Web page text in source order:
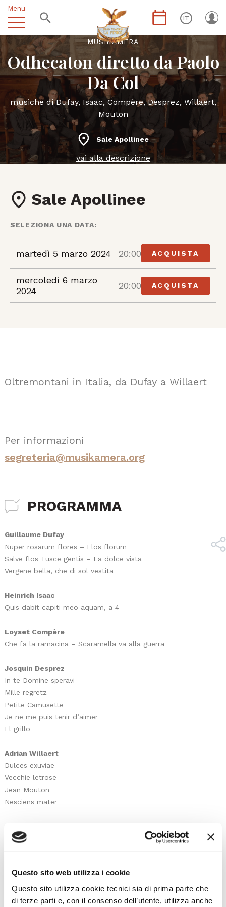
Questo sito web utilizza i cookie
Questo sito utilizza cookie tecnici sia di prima parte che
di terze parti e, con il consenso dell’utente, utilizza anche
Menu
IT
MUSIKÀMERA
Odhecaton diretto da Paolo
Da Col
musiche di Dufay, Isaac, Compère, Desprez, Willaert,
Mouton
Sale Apollinee
vai alla descrizione
Sale Apollinee
SELEZIONA UNA DATA:
martedì 5 marzo 2024 20:00 ACQUISTA
mercoledì 6 marzo
2024
20:00 ACQUISTA
Oltremontani in Italia, da Dufay a Willaert
Per informazioni
segreteria@musikamera.org
PROGRAMMA
Guillaume Dufay
Nuper rosarum flores – Flos florum
Salve flos Tusce gentis – La dolce vista
Vergene bella, che di sol vestita
Heinrich Isaac
Quis dabit capiti meo aquam, a 4
Loyset Compère
Che fa la ramacina – Scaramella va alla guerra
Josquin Desprez
In te Domine speravi
Mille regretz
Petite Camusette
Je ne me puis tenir d’aimer
El grillo
Adrian Willaert
Dulces exuviae
Vecchie letrose
Jean Mouton
Nesciens mater
I prossimi eventi
Gli appuntamenti della settimana